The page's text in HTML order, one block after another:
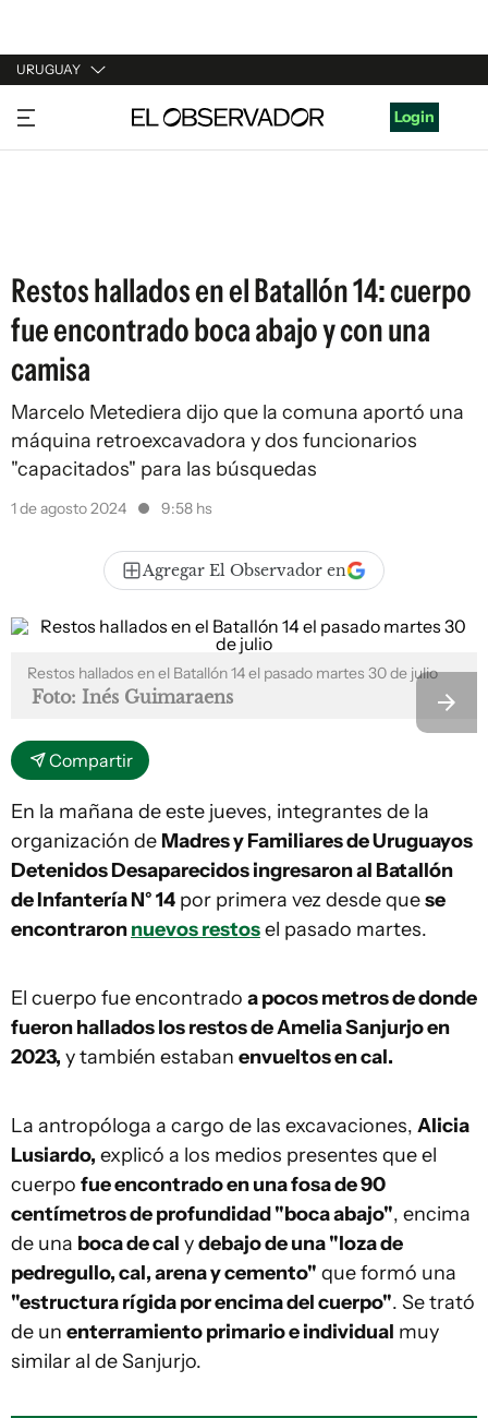
URUGUAY
URUGUAY
ARGENTINA
Login
Restos hallados en el Batallón 14: cuerpo
fue encontrado boca abajo y con una
camisa
Marcelo Metediera dijo que la comuna aportó una
máquina retroexcavadora y dos funcionarios
"capacitados" para las búsquedas
1 de agosto 2024 9:58 hs
Agregar El Observador en
Restos hallados en el Batallón 14 el pasado martes 30 de julio
Foto: Inés Guimaraens
Compartir
En la mañana de este jueves, integrantes de la
organización de Madres y Familiares de Uruguayos
Detenidos Desaparecidos ingresaron al Batallón
de Infantería N° 14 por primera vez desde quese
encontraronnuevos restosel pasado martes.
El cuerpo fue encontrado a pocos metros de donde
fueron hallados los restos de Amelia Sanjurjo en
2023, y también estaban envueltos en cal.
La antropóloga a cargo de las excavaciones, Alicia
Lusiardo, explicó a los medios presentes que el
cuerpo fue encontrado en una fosa de 90
centímetros de profundidad "boca abajo", encima
de una boca de cal ydebajo de una "loza de
pedregullo, cal, arena y cemento" que formó una
"estructura rígida por encima del cuerpo". Se trató
de un enterramiento primario e individual muy
similar al de Sanjurjo.